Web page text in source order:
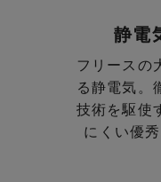
静電
フリースの
る静電気。
技術を駆使
にくい優